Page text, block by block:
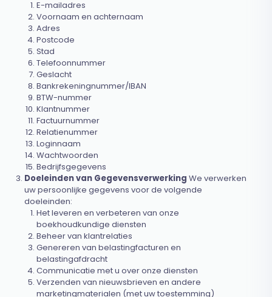
E-mailadres
Voornaam en achternaam
Adres
Postcode
Stad
Telefoonnummer
Geslacht
Bankrekeningnummer/IBAN
BTW-nummer
Klantnummer
Factuurnummer
Relatienummer
Loginnaam
Wachtwoorden
Bedrijfsgegevens
Doeleinden van Gegevensverwerking We verwerken
uw persoonlijke gegevens voor de volgende
doeleinden:
Het leveren en verbeteren van onze
boekhoudkundige diensten
Beheer van klantrelaties
Genereren van belastingfacturen en
belastingafdracht
Communicatie met u over onze diensten
Verzenden van nieuwsbrieven en andere
marketingmaterialen (met uw toestemming)